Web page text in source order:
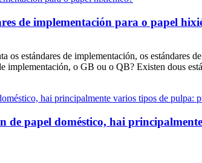
de implementación para o papel
os estándares de implementación, os estándares
implementación, o GB ou o QB? Existen dous
de papel doméstico, hai